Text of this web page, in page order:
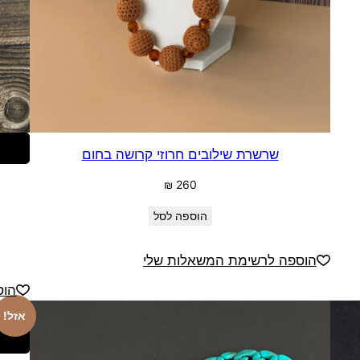
שרשרת שילובים חרוזי קרושה בחום
₪ 260
הוספה לסל
הוספה לרשימת המשאלות שלי
אזל!